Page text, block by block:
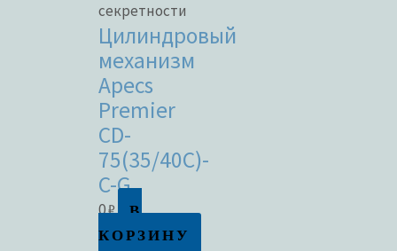
секретности
Цилиндровый
механизм
Apecs
Premier
CD-
75(35/40C)-
C-G
0₽
В
КОРЗИНУ